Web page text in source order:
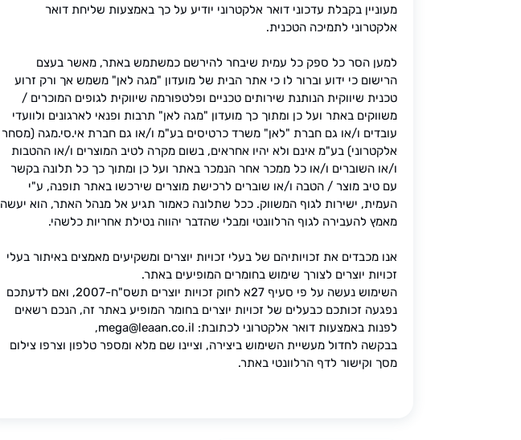
מעוניין בקבלת עדכוני דואר אלקטרוני יודיע על כך באמצעות שליחת דואר
אלקטרוני לתמיכה הטכנית.
למען הסר כל ספק כל עמית שיבחר להירשם כמשתמש באתר, מאשר בעצם
הרישום כי ידוע וברור לו כי אתר הבית של מועדון "מגה לאן" משמש אך ורק זרוע
טכנית שיווקית הנותנת שירותים טכניים ופלטפורמה שיווקית לגופים המוכרים /
משווקים באתר ועל כן ומתוך כך מועדון "מגה לאן" תרבות ופנאי לארגונים ולוועדי
עובדים ו/או גם חברת "לאן" משרד כרטיסים בע"מ ו/או גם חברת אי.סי.מגה (מסחר
אלקטרוני) בע"מ אינם ולא יהיו אחראים, בשום מקרה לטיב המוצרים ו/או ההטבות
ו/או השוברים ו/או כל ממכר אחר הנמכר באתר ועל כן ומתוך כך כל תלונה בקשר
עם טיב מוצר / הטבה ו/או שוברים לרכישת מוצרים שירכשו באתר תופנה, ע"י
העמית, ישירות לגוף המשווק. ככל שתלונה כאמור תגיע אל מנהל האתר, הוא יעשה
מאמץ להעבירה לגוף הרלוונטי ומבלי שהדבר יהווה נטילת אחריות כלשהי.
אנו מכבדים את זכויותיהם של בעלי זכויות יוצרים ומשקיעים מאמצים באיתור בעלי
זכויות יוצרים לצורך שימוש בחומרים המופיעים באתר.
השימוש נעשה על פי סעיף 27א לחוק זכויות יוצרים תשס"ח-2007, ואם לדעתכם
נפגעה זכותכם כבעלים של זכויות יוצרים בחומר המופיע באתר זה, הנכם רשאים
לפנות באמצעות דואר אלקטרוני לכתובת: mega@leaan.co.il,
בבקשה לחדול מעשיית השימוש ביצירה, וציינו שם מלא ומספר טלפון וצרפו צילום
מסך וקישור לדף הרלוונטי באתר.